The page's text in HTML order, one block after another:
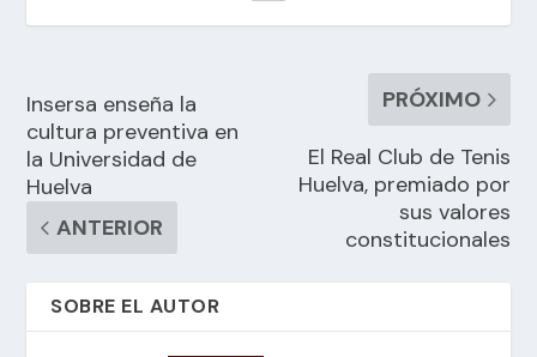
Insersa enseña la
cultura preventiva en
la Universidad de
Huelva
ANTERIOR
PRÓXIMO
El Real Club de Tenis
Huelva, premiado por
sus valores
constitucionales
SOBRE EL AUTOR